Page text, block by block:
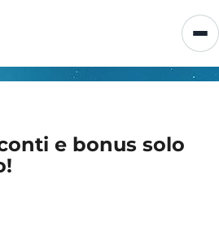
e bonus solo